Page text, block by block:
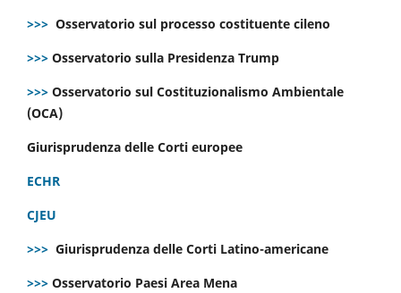
>>> Osservatorio sul processo costituente cileno
>>> Osservatorio sulla Presidenza Trump
>>> Osservatorio sul Costituzionalismo Ambientale
(OCA)
Giurisprudenza delle Corti europee
ECHR
CJEU
>>> Giurisprudenza delle Corti Latino-americane
>>> Osservatorio Paesi Area Mena